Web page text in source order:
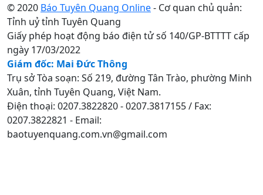
© 2020 Báo Tuyên Quang Online- Cơ quan chủ quản:
Tỉnh uỷ tỉnh Tuyên Quang
Giấy phép hoạt động báo điện tử số 140/GP-BTTTT cấp
ngày 17/03/2022
Giám đốc: Mai Đức Thông
Trụ sở Tòa soạn: Số 219, đường Tân Trào, phường Minh
Xuân, tỉnh Tuyên Quang, Việt Nam.
Điện thoại: 0207.3822820 - 0207.3817155 / Fax:
0207.3822821 - Email:
baotuyenquang.com.vn@gmail.com